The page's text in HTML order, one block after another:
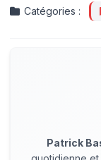
Catégories :
Patrick